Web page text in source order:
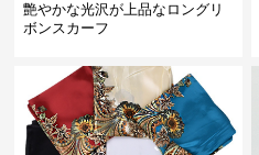
艶やかな光沢が上品なロングリ
ボンスカーフ